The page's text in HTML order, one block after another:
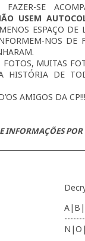
SE
USEM
ESPAÇO
NOS DE
MUITAS
HISTÓRIA DE
AMIGOS DA CP!!!
INFORMAÇÕES